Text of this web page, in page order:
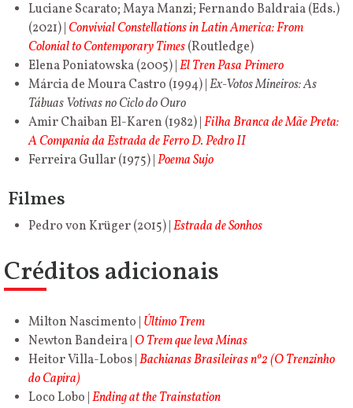
Luciane Scarato; Maya Manzi; Fernando Baldraia (Eds.)
(2021) | Convivial Constellations in Latin America: From
Colonial to Contemporary Times(Routledge)
Elena Poniatowska (2005) | El Tren Pasa Primero
Márcia de Moura Castro (1994) | Ex-Votos Mineiros: As
Tábuas Votivas no Ciclo do Ouro
Amir Chaiban El-Karen (1982) | Filha Branca de Mãe Preta:
A Compania da Estrada de Ferro D. Pedro II
Ferreira Gullar (1975) | Poema Sujo
Filmes
Pedro von Krüger (2015) | Estrada de Sonhos
Créditos adicionais
Milton Nascimento | Último Trem
Newton Bandeira | O Trem que leva Minas
Heitor Villa-Lobos | Bachianas Brasileiras nº2 (O Trenzinho
do Capira)
Loco Lobo | Ending at the Trainstation